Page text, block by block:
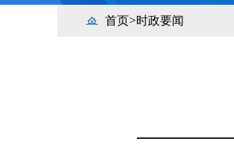
首页>时政要闻